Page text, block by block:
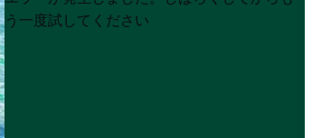
List
List
う一度試してください